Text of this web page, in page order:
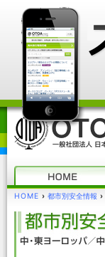
HOME › 都市別安全情報 ›